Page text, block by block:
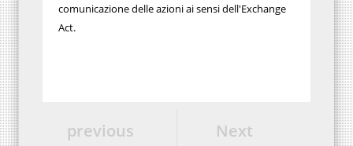
comunicazione delle azioni ai sensi dell'Exchange
Act.
Next
previous